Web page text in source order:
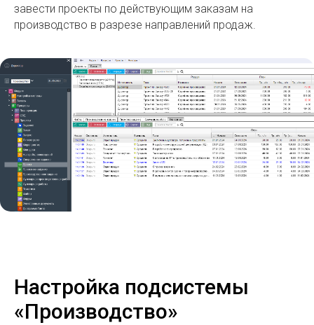
завести проекты по действующим заказам на
производство в разрезе направлений продаж.
Настройка подсистемы
«Производство»